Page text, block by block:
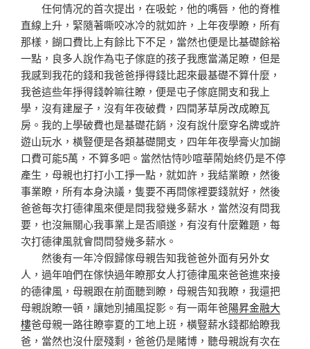
任何情况的首次提出，在吸蛇，他的嘴唇，他的脊椎
直線上升，緊隨著嘶咬冰冷的就如許，上年夜學瞭，所有
那樣，餬口費比上有餘比下不足，當然也便是比基礎餘裕
一點，良多人說作為屯子傢庭的孩子我應當滿足瞭，但是
我感到我花的錢和我爸爸掙得錢比起來最基礎不算什麼，
我爸這些年掙得錢幹嘛往瞭，便是屯子傢庭開支和我上
學，沒有建屋子，沒有年夜破費，四間茅草房改成瞭瓦
房。我的上學破費也是基礎花銷，沒有說什麼穿名牌或許
遊山玩水，橫豎便是各類基礎開支，四年年夜學膏火加餬
口費可能5萬，不算多吧。當然怙恃吵喧華鬧始終仍是不停
產生，母親也打打小工掙一點，就如許，我結業瞭，然後
事業瞭，所有本身決議，隻要不再問傢裡要錢就好，然後
爸爸每次打德律風來便是問我發幾多薪水，當然沒有問我
要，也沒無關心我事業上是否順遂，有沒有什麼難題，每
次打德律風就會問問發幾多薪水。
然後有一年冷假歸傢母親告知我爸爸外面有另外女
人，過年咱們在傢快過年瞭那女人打德律風來爸爸進來接
的德律風，母親跟在前面聽到瞭，母親告知我瞭，我還把
母親說瞭一頓，讓她別捕風捉影。有一兩年爸陽昇金融大
樓爸母親一路往瞭寧夏的工地上班，橫豎薪水錢都給瞭我
爸，當然也沒什麼殘剩，爸爸仍是賭博，聽母親說有次在